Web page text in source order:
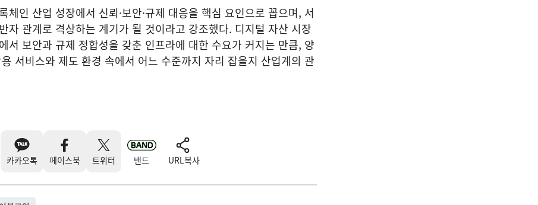
체인 산업 성장에서 신뢰·보안·규제 대응을 핵심 요인으로 꼽으며, 서
자 관계로 격상하는 계기가 될 것이라고 강조했다. 디지털 자산 시장
서 보안과 규제 정합성을 갖춘 인프라에 대한 수요가 커지는 만큼, 양
서비스와 제도 환경 속에서 어느 수준까지 자리 잡을지 산업계의 관
카카오톡 페이스북 트위터 밴드 URL복사